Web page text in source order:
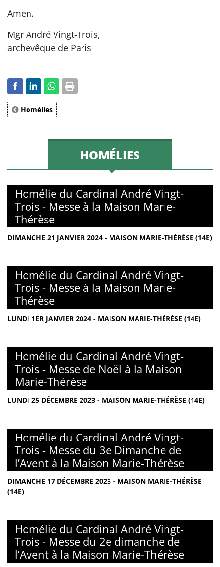
Amen.
Mgr André Vingt-Trois,
archevêque de Paris
Homélies
HOMÉLIES
Homélie du Cardinal André Vingt-
Trois - Messe à la Maison Marie-
Thérèse
DIMANCHE 21 JANVIER 2024 - MAISON MARIE-THÉRÈSE (14E)
Homélie du Cardinal André Vingt-
Trois - Messe à la Maison Marie-
Thérèse
LUNDI 1ER JANVIER 2024 - MAISON MARIE-THÉRÈSE (14E)
Homélie du Cardinal André Vingt-
Trois - Messe de Noël à la Maison
Marie-Thérèse
LUNDI 25 DÉCEMBRE 2023 - MAISON MARIE-THÉRÈSE (14E)
Homélie du Cardinal André Vingt-
Trois - Messe du 3e Dimanche de
l’Avent à la Maison Marie-Thérèse
DIMANCHE 17 DÉCEMBRE 2023 - MAISON MARIE-THÉRÈSE
(14E)
Homélie du Cardinal André Vingt-
Trois - Messe du 2e dimanche de
l’Avent à la Maison Marie-Thérèse